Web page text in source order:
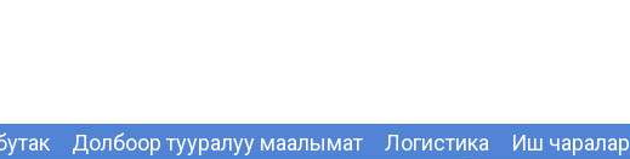
Долбоор тууралуу маалымат Логистика Иш чаралар